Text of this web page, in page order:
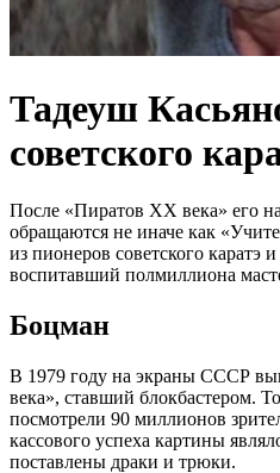
Тадеуш
советского
После «Пиратов XX века» его
обращаются не иначе как
из пионеров советского каратэ
воспитавший полмиллиона
Боцман
В 1979 году на экраны СССР
века», ставший блокбастером.
посмотрели 90 миллионов
кассового успеха картины
поставлены драки и трюки.